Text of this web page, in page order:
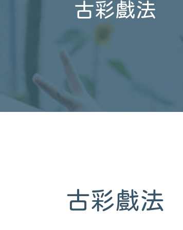
古彩戲法
古彩戲法